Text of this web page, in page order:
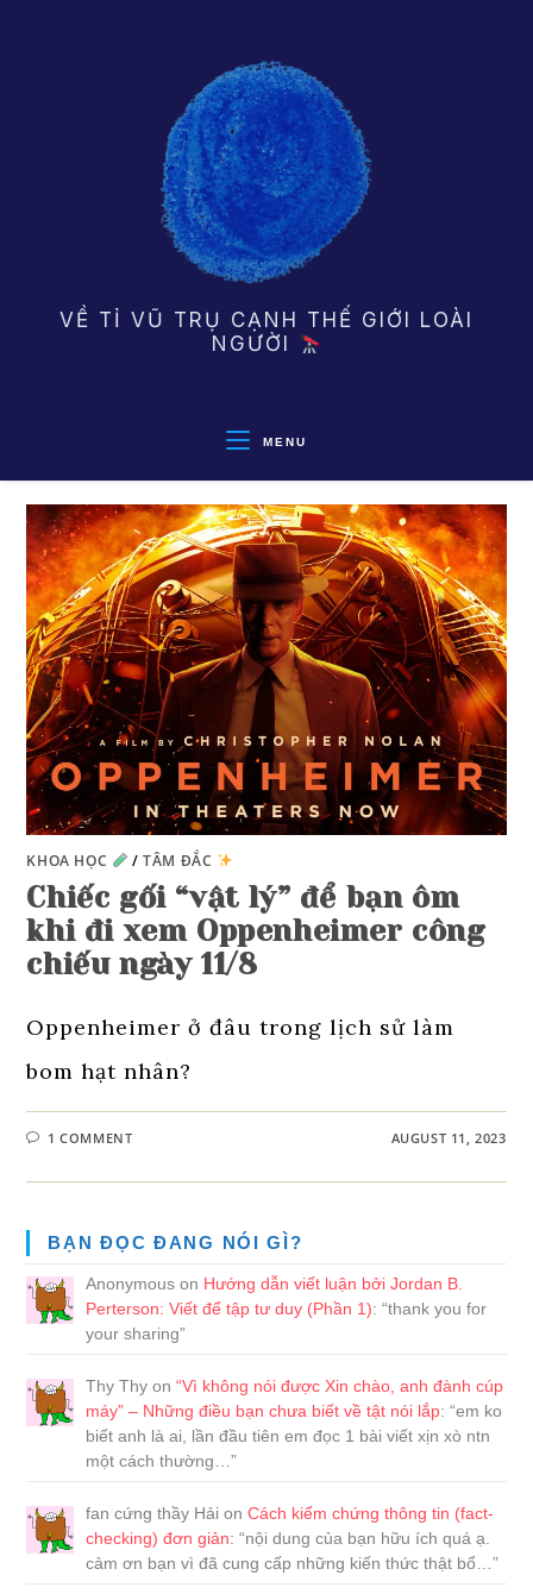
VỀ TỈ VŨ TRỤ CẠNH THẾ GIỚI LOÀI
NGƯỜI
MENU
KHOA HỌC /TÂM ĐẮC
Chiếc gối “vật lý” để bạn ôm
khi đi xem Oppenheimer công
chiếu ngày 11/8
Oppenheimer ở đâu trong lịch sử làm
bom hạt nhân?
1 COMMENT AUGUST 11, 2023
BẠN ĐỌC ĐANG NÓI GÌ?
Anonymous on Hướng dẫn viết luận bởi Jordan B.
Perterson: Viết để tập tư duy (Phần 1): “thank you for
your sharing”
Thy Thy on“Vì không nói được Xin chào, anh đành cúp
máy” – Những điều bạn chưa biết về tật nói lắp: “em ko
biết anh là ai, lần đầu tiên em đọc 1 bài viết xịn xò ntn
một cách thường…”
fan cứng thầy Hải onCách kiểm chứng thông tin (fact-
checking) đơn giản: “nội dung của bạn hữu ích quá ạ.
cảm ơn bạn vì đã cung cấp những kiến thức thật bổ…”